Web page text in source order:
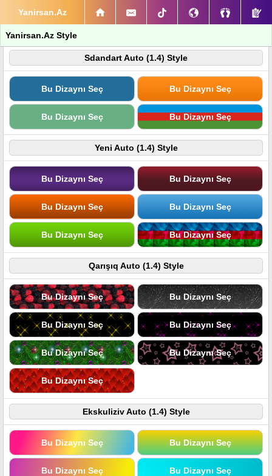
Yanirsan.Az
Yanirsan.Az Style
Sdandart Auto (1.4) Style
Bu Dizaynı Seç Bu Dizaynı Seç
Bu Dizaynı Seç Bu Dizaynı Seç
Yeni Auto (1.4) Style
Bu Dizaynı Seç Bu Dizaynı Seç
Bu Dizaynı Seç Bu Dizaynı Seç
Bu Dizaynı Seç Bu Dizaynı Seç
Qarışıq Auto (1.4) Style
Bu Dizaynı Seç Bu Dizaynı Seç
Bu Dizaynı Seç Bu Dizaynı Seç
Bu Dizaynı Seç Bu Dizaynı Seç
Bu Dizaynı Seç
Ekskuliziv Auto (1.4) Style
Bu Dizaynı Seç Bu Dizaynı Seç
Bu Dizaynı Seç Bu Dizaynı Seç